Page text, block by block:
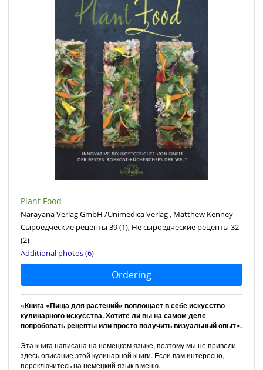
Plant Food
Narayana Verlag GmbH /Unimedica Verlag , Matthew Kenney
Сыроедческие рецепты 39(1), Не сыроедческие рецепты 32
(2)
Additional photos (6)
Ordering
«Книга «Пища для растений» воплощает в себе искусство
кулинарного искусства. Хотите ли вы на самом деле
попробовать рецепты или просто получить визуальный опыт».
Эта книга написана на немецком языке, поэтому мы не привели
здесь описание этой кулинарной книги. Если вам интересно,
переключитесь на немецкий язык в меню.